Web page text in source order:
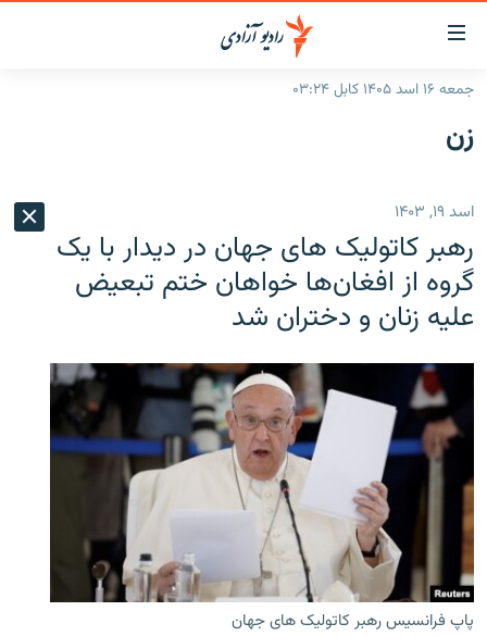
لینک‌های
قابل
دسترسی
به
بازگشت
منوی
اصلی
مراجعه
صفحه
جستجو
گزارش‌ها
منطقه
شرق میانه
جهان
افغانستان
جدول نشرات
مصاحبه‌ها
برنامه‌ها
ورزش
بحران مهاجرت
'کووید-۱۹'
صفحه پشتو
Azadi English
جمعه ۱۶ اسد ۱۴۰۵ کابل ۰۳:۲۴
زن
اسد ۱۹, ۱۴۰۳
رهبر کاتولیک های جهان در دیدار با یک
گروه از افغان‌ها خواهان ختم تبعیض
علیه زنان و دختران شد
پاپ فرانسیس رهبر کاتولیک های جهان